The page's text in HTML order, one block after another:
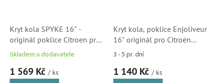
Kryt kola SPYKE 16" -
originál poklice Citroen pro
Spacetourer a Jumpy
Skladem u dodavatele
1 569 Kč / ks
Kryt kola, poklice Enjoliveur
16" originál pro Citroën
Jumper (1611986080)
3 - 5 pr. dní
1 140 Kč / ks